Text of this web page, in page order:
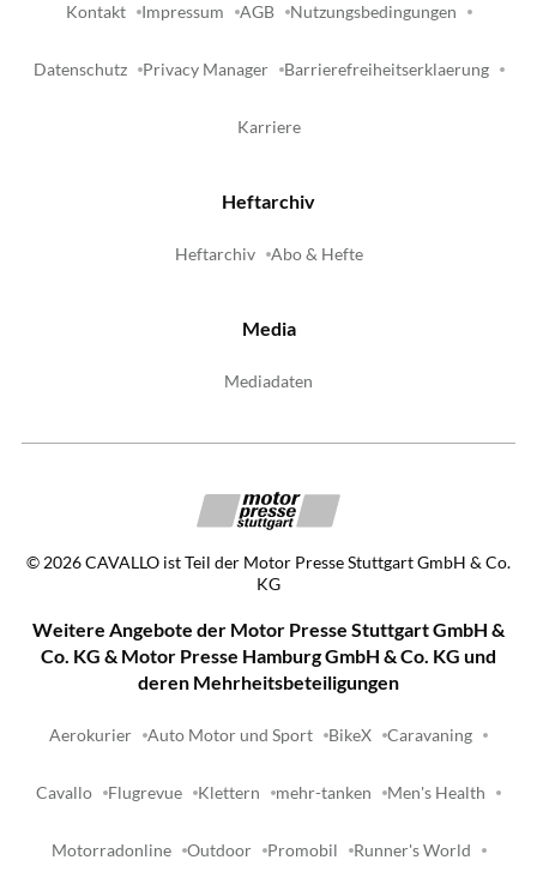
Kontakt Impressum AGB Nutzungsbedingungen
Datenschutz Privacy Manager Barrierefreiheitserklaerung
Karriere
Heftarchiv
Heftarchiv Abo & Hefte
Media
Mediadaten
© 2026CAVALLO ist Teil der Motor Presse Stuttgart GmbH & Co.
KG
Weitere Angebote der Motor Presse Stuttgart GmbH &
Co. KG & Motor Presse Hamburg GmbH & Co. KG und
deren Mehrheitsbeteiligungen
Aerokurier Auto Motor und Sport BikeX Caravaning
Cavallo Flugrevue Klettern mehr-tanken Men's Health
Motorradonline Outdoor Promobil Runner's World